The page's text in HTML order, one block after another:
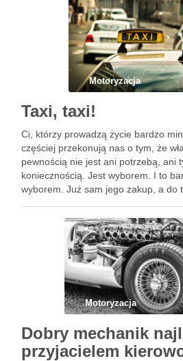
Motoryzacja
Taxi, taxi!
Ci, którzy prowadzą życie bardzo
częściej przekonują nas o tym, że
pewnością nie jest ani potrzebą, ani
koniecznością. Jest wyborem. I to
wyborem. Już sam jego zakup, a do
auto potrafi …
Motoryzacja
Dobry mechanik
przyjacielem